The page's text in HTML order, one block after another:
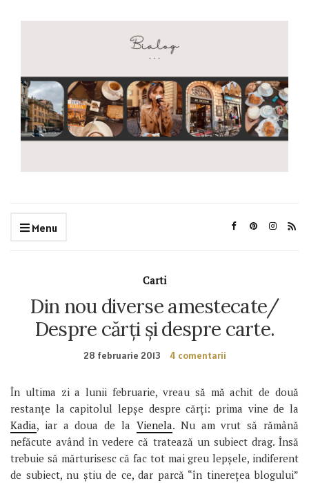
Menu
Carti
Din nou diverse amestecate/
Despre cărți și despre carte.
28 februarie 2013 4 comentarii
În ultima zi a lunii februarie, vreau să mă achit de două
restanțe la capitolul lepșe despre cărți: prima vine de la
Kadia, iar a doua de la Vienela. Nu am vrut să rămână
nefăcute având în vedere că tratează un subiect drag. Însă
trebuie să mărturisesc că fac tot mai greu lepșele, indiferent
de subiect, nu știu de ce, dar parcă “în tinerețea blogului”